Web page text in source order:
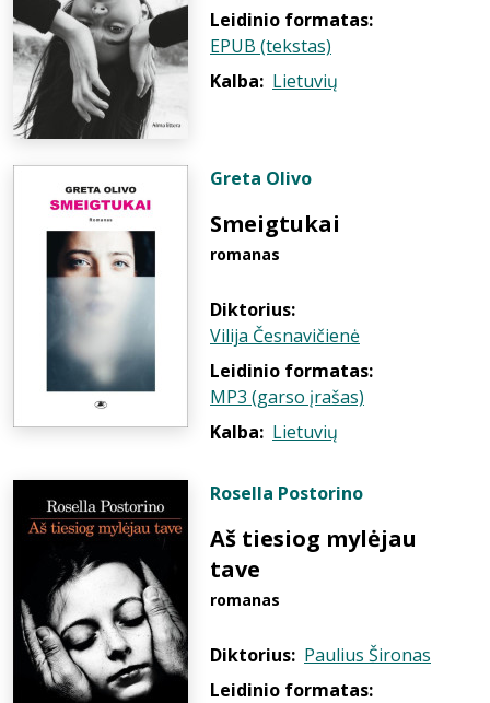
Leidinio formatas:
EPUB (tekstas)
Kalba: Lietuvių
Greta Olivo
Smeigtukai
romanas
Diktorius:
Vilija Česnavičienė
Leidinio formatas:
MP3 (garso įrašas)
Kalba: Lietuvių
Rosella Postorino
Aš tiesiog mylėjau
tave
romanas
Diktorius: Paulius Šironas
Leidinio formatas: